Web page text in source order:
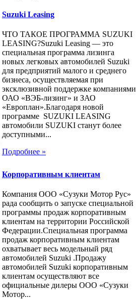
Suzuki Leasing
ЧТО ТАКОЕ ПРОГРАММА SUZUKI
LEASING?Suzuki Leasing — это
специальная программа лизинга
новых легковых автомобилей Suzuki
для предприятий малого и среднего
бизнеса, осуществляемая при
эксклюзивной поддержке компаниями
ОАО «ВЭБ-лизинг» и ЗАО
«Европлан».Благодаря новой
программе SUZUKI LEASING
автомобили SUZUKI станут более
доступными...
Подробнее »
Корпоративным клиентам
Компания ООО «Сузуки Мотор Рус»
рада сообщить о запуске специальной
программы продаж корпоративным
клиентам на территории Российской
Федерации.Специальная программа
продаж корпоративным клиентам
охватывает весь модельный ряд
автомобилей Suzuki .Продажу
автомобилей Suzuki корпоративным
клиентам осуществляют все
официальные дилеры ООО «Сузуки
Мотор...